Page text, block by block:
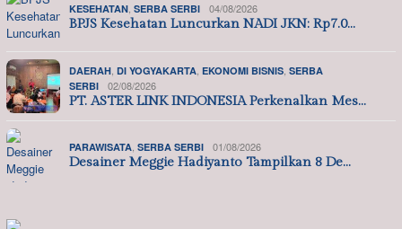
KESEHATAN SERBA SERBI 04/08/2026
BPJS Kesehatan Luncurkan NADI JKN: Rp7.0…
DAERAH DI YOGYAKARTA EKONOMI BISNIS SERBA
SERBI
02/08/2026
PT. ASTER LINK INDONESIA Perkenalkan Mes…
PARAWISATA SERBA SERBI 01/08/2026
Desainer Meggie Hadiyanto Tampilkan 8 De…